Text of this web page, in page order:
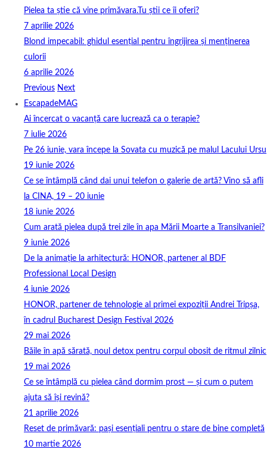
Pielea ta știe că vine primăvara.Tu știi ce îi oferi?
7 aprilie 2026
Blond impecabil: ghidul esențial pentru îngrijirea și menținerea
culorii
6 aprilie 2026
Previous Next
EscapadeMAG
Ai încercat o vacanță care lucrează ca o terapie?
7 iulie 2026
Pe 26 iunie, vara începe la Sovata cu muzică pe malul Lacului Ursu
19 iunie 2026
Ce se întâmplă când dai unui telefon o galerie de artă? Vino să afli
la CINA, 19 – 20 iunie
18 iunie 2026
Cum arată pielea după trei zile în apa Mării Moarte a Transilvaniei?
9 iunie 2026
De la animație la arhitectură: HONOR, partener al BDF
Professional Local Design
4 iunie 2026
HONOR, partener de tehnologie al primei expoziții Andrei Tripșa,
în cadrul Bucharest Design Festival 2026
29 mai 2026
Băile în apă sărată, noul detox pentru corpul obosit de ritmul zilnic
19 mai 2026
Ce se întâmplă cu pielea când dormim prost — și cum o putem
ajuta să își revină?
21 aprilie 2026
Reset de primăvară: pași esențiali pentru o stare de bine completă
10 martie 2026